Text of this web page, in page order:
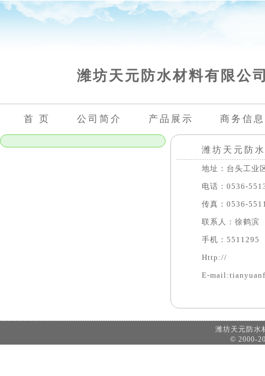
潍坊天元防水材料有限公
首 页 公司简介 产品展示 商务信息
潍坊天元防
地址：台头工业
电话：0536-
传真：0536-
联系人：徐鹤
手机：5511295
Http://
E-
潍坊天元防
© 2000-